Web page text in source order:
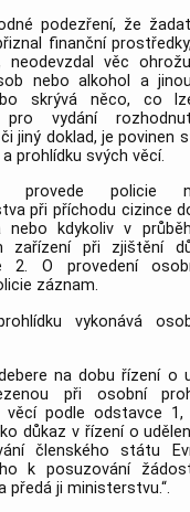
podezření, že
finanční
neodevzdal věc
nebo alkohol a
skrývá něco, co
pro vydání
jiný doklad, je povinen
prohlídku svých věcí.
provede policie
při příchodu cizince
nebo kdykoliv v
zařízení při zjištění
2. O provedení
záznam.
vykonává
na dobu řízení o
při osobní
věcí podle odstavce
důkaz v řízení o
členského státu
k posuzování
předá ji ministerstvu.“.